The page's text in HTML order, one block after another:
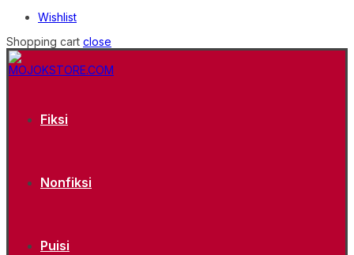
Wishlist
Shopping cart close
Fiksi
Nonfiksi
Puisi